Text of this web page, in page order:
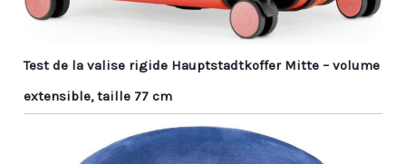
Test de la valise rigide Hauptstadtkoffer Mitte – volume
extensible, taille 77 cm